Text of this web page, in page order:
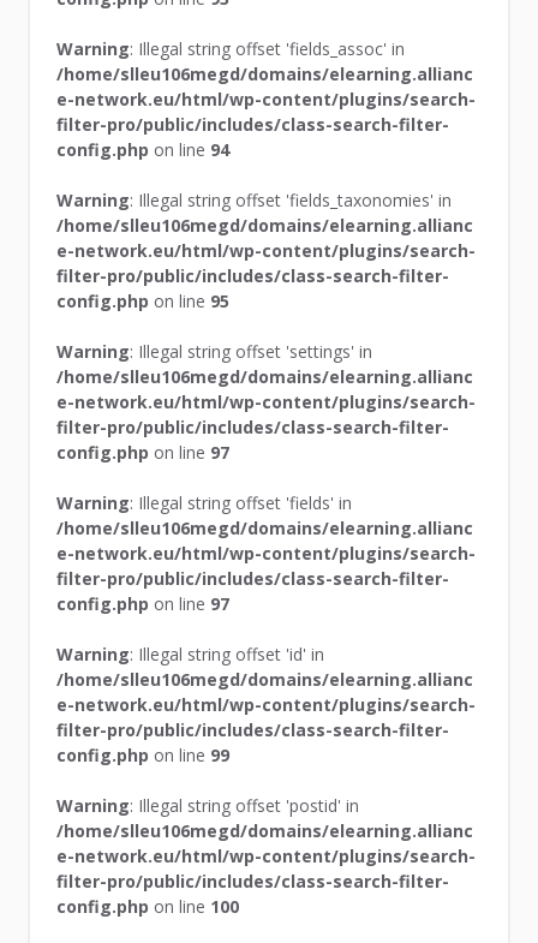
Warning: Illegal string offset 'fields_assoc' in
/home/slleu106megd/domains/elearning.allianc
e-network.eu/html/wp-content/plugins/search-
filter-pro/public/includes/class-search-filter-
config.php on line 94
Warning: Illegal string offset 'fields_taxonomies' in
/home/slleu106megd/domains/elearning.allianc
e-network.eu/html/wp-content/plugins/search-
filter-pro/public/includes/class-search-filter-
config.php on line 95
Warning: Illegal string offset 'settings' in
/home/slleu106megd/domains/elearning.allianc
e-network.eu/html/wp-content/plugins/search-
filter-pro/public/includes/class-search-filter-
config.php on line 97
Warning: Illegal string offset 'fields' in
/home/slleu106megd/domains/elearning.allianc
e-network.eu/html/wp-content/plugins/search-
filter-pro/public/includes/class-search-filter-
config.php on line 97
Warning: Illegal string offset 'id' in
/home/slleu106megd/domains/elearning.allianc
e-network.eu/html/wp-content/plugins/search-
filter-pro/public/includes/class-search-filter-
config.php on line 99
Warning: Illegal string offset 'postid' in
/home/slleu106megd/domains/elearning.allianc
e-network.eu/html/wp-content/plugins/search-
filter-pro/public/includes/class-search-filter-
config.php on line 100